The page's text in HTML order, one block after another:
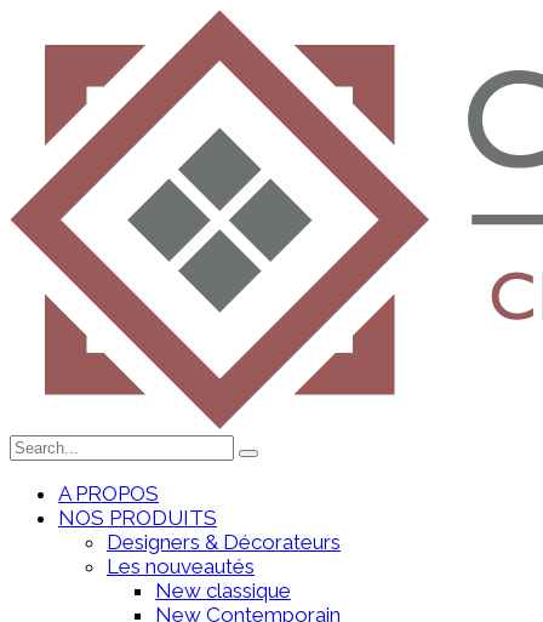
A PROPOS
NOS PRODUITS
Designers & Décorateurs
Les nouveautés
New classique
New Contemporain